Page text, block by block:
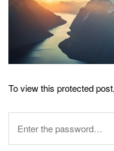
To view this protected